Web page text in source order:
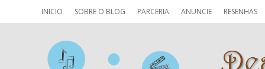
INICIO SOBRE O BLOG PARCERIA ANUNCIE RESENHAS